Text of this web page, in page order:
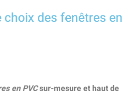
choix des fenêtres en
en PVCsur-mesure et haut de